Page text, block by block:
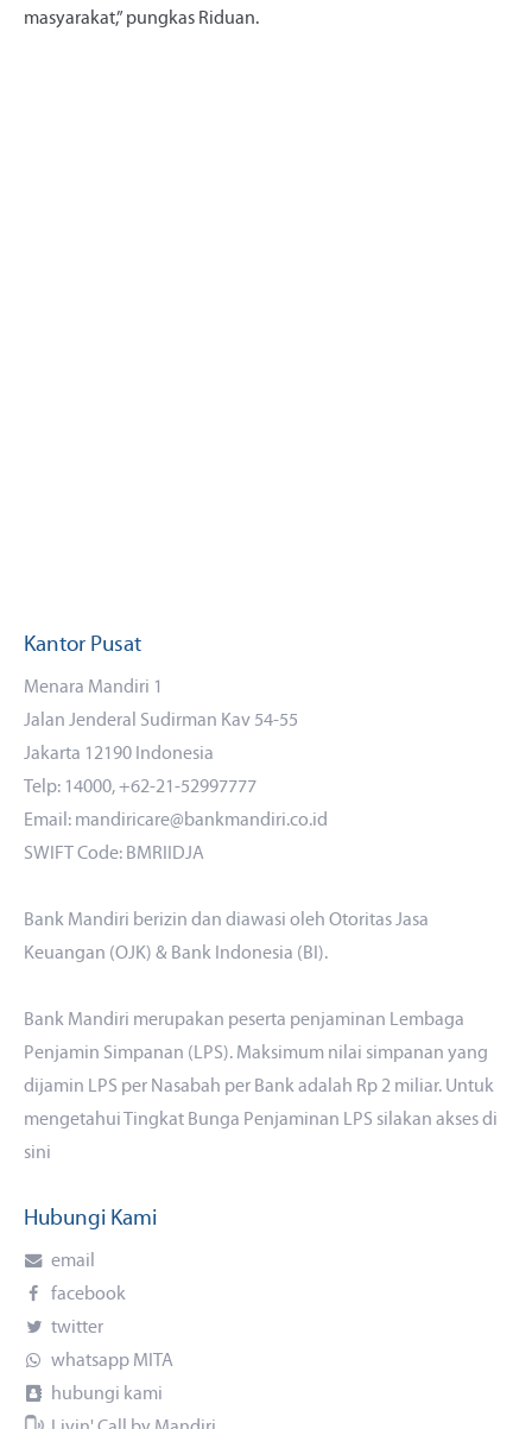
masyarakat,” pungkas Riduan.
Kantor Pusat
Menara Mandiri 1
Jalan Jenderal Sudirman Kav 54-55
Jakarta 12190 Indonesia
Telp: 14000, +62-21-52997777
Email: mandiricare@bankmandiri.co.id
SWIFT Code: BMRIIDJA
Bank Mandiri berizin dan diawasi oleh Otoritas Jasa
Keuangan (OJK) & Bank Indonesia (BI).
Bank Mandiri merupakan peserta penjaminan Lembaga
Penjamin Simpanan (LPS). Maksimum nilai simpanan yang
dijamin LPS per Nasabah per Bank adalah Rp 2 miliar. Untuk
mengetahui Tingkat Bunga Penjaminan LPS silakan aksesdi
sini
Hubungi Kami
email
facebook
twitter
whatsapp MITA
hubungi kami